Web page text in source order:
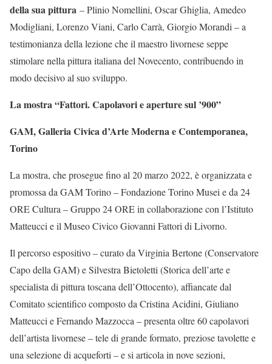
della sua pittura – Plinio Nomellini, Oscar Ghiglia, Amedeo
Modigliani, Lorenzo Viani, Carlo Carrà, Giorgio Morandi – a
testimonianza della lezione che il maestro livornese seppe
stimolare nella pittura italiana del Novecento, contribuendo in
modo decisivo al suo sviluppo.
La mostra “Fattori. Capolavori e aperture sul ’900”
GAM, Galleria Civica d’Arte Moderna e Contemporanea,
Torino
La mostra, che prosegue fino al 20 marzo 2022, è organizzata e
promossa da GAM Torino – Fondazione Torino Musei e da 24
ORE Cultura – Gruppo 24 ORE in collaborazione con l’Istituto
Matteucci e il Museo Civico Giovanni Fattori di Livorno.
Il percorso espositivo – curato da Virginia Bertone (Conservatore
Capo della GAM) e Silvestra Bietoletti (Storica dell’arte e
specialista di pittura toscana dell’Ottocento), affiancate dal
Comitato scientifico composto da Cristina Acidini, Giuliano
Matteucci e Fernando Mazzocca – presenta oltre 60 capolavori
dell’artista livornese – tele di grande formato, preziose tavolette e
una selezione di acqueforti – e si articola in nove sezioni,